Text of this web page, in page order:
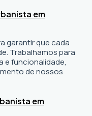
em
garantir que cada
Trabalhamos para
e funcionalidade,
de nossos
em